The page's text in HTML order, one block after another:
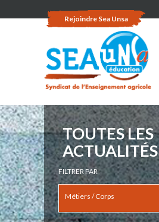
Rejoindre Sea Unsa
TOUTES LES
ACTUALITÉS
FILTRER PAR